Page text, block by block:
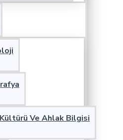
Ve Ahlak Bilgisi